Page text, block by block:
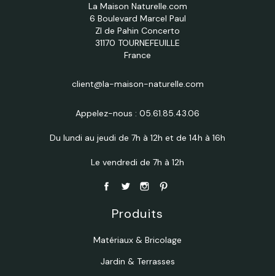
La Maison Naturelle.com
6 Boulevard Marcel Paul
ZI de Pahin Concerto
31170 TOURNEFEUILLE
France
client@la-maison-naturelle.com
Appelez-nous : 05.61.85.43.06
Du lundi au jeudi de 7h à 12h et de 14h à 16h
Le vendredi de 7h à 12h
Produits
Matériaux & Bricolage
Jardin & Terrasses